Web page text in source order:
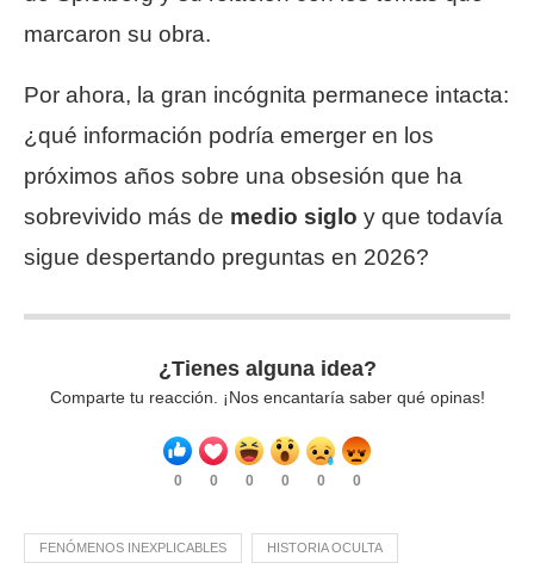
marcaron su obra.
Por ahora, la gran incógnita permanece intacta:
¿qué información podría emerger en los
próximos años sobre una obsesión que ha
sobrevivido más de medio siglo y que todavía
sigue despertando preguntas en 2026?
¿Tienes alguna idea?
Comparte tu reacción. ¡Nos encantaría saber qué opinas!
0 0 0 0 0 0
FENÓMENOS INEXPLICABLES HISTORIA OCULTA